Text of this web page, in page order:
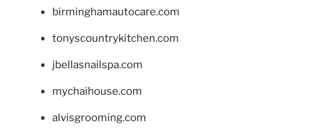
birminghamautocare.com
tonyscountrykitchen.com
jbellasnailspa.com
mychaihouse.com
alvisgrooming.com